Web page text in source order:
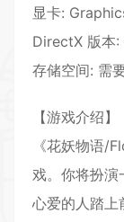
显卡:
DirectX 版本:
存储空间: 需
【游戏介绍】
《花妖物语/
戏。你将扮演
心爱的人踏上